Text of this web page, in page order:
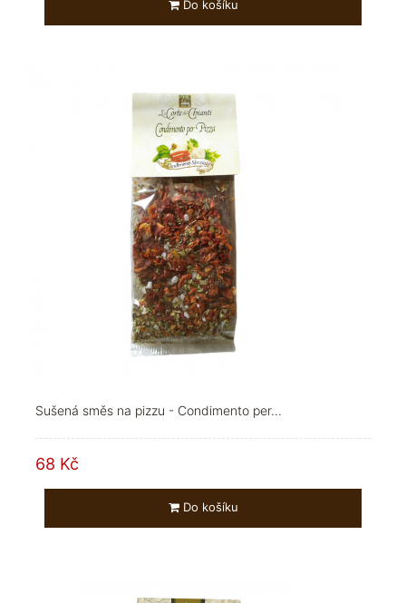
Do košíku
Sušená směs na pizzu - Condimento per...
68 Kč
Do košíku